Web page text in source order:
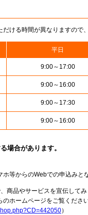
ける時間が異なりますので
平日
9:00～17:00
9:00～16:00
9:00～17:30
9:00～16:00
場合があります。
等からのWebでの申込みと
商品やサービスを宣伝して
ホームページをご覧くださ
）